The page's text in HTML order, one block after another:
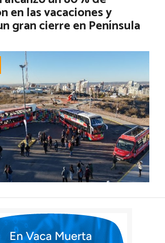
más
en las vacaciones y
gran cierre en Península